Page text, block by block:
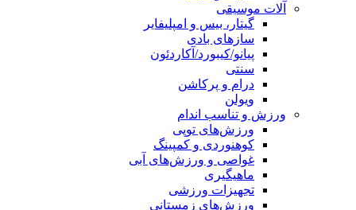
آلات موسیقی
گیتار، بیس و امپلیفایر
سازهای بادی
پیانو/کیبورد/آکاردئون
سنتی
درام و پرکاشن
ویولن
ورزش و تناسب اندام
ورزش‌های توپی
کوهنوردی و کمپینگ
غواصی و ورزش‌های آبی
ماهیگیری
تجهیزات ورزشی
ورزش‌های زمستانی